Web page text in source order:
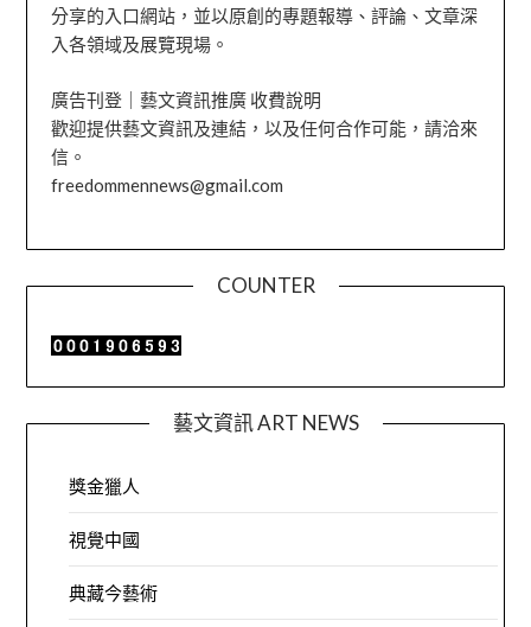
分享的入口網站，並以原創的專題報導、評論、文章深
入各領域及展覽現場。
廣告刊登｜藝文資訊推廣 收費說明
歡迎提供藝文資訊及連結，以及任何合作可能，請洽來
信。
freedommennews@gmail.com
COUNTER
藝文資訊 ART NEWS
獎金獵人
視覺中國
典藏今藝術